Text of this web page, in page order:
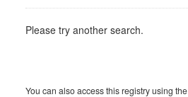
Please try another search.
You can also access this registry using the